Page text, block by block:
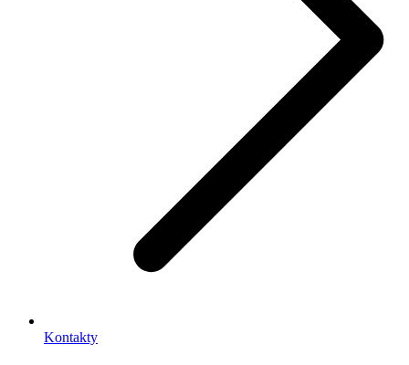
Kontakty